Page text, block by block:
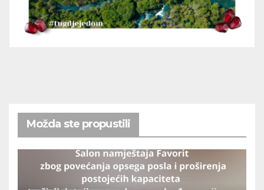
Možda ste propustili